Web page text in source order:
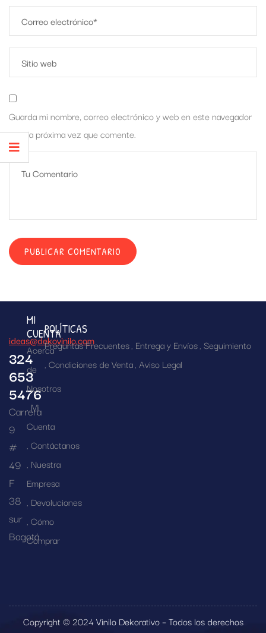
Guarda mi nombre, correo electrónico y web en este navegador
para la próxima vez que comente.
ideas@dekovinilo.com
324
653
5476
Carrera
9
#
49
F
38
sur
Bogotá
MI
CUENTA
Acerca
de
Nosotros
Mi
Cuenta
Contáctanos
Nuestra
Empresa
Devoluciones
Cómo
Comprar
POLÍTICAS
Preguntas Frecuentes Entrega y Envíos Seguimiento
Condiciones de Venta Aviso Legal
Copyright © 2024 Vinilo Dekorativo – Todos los derechos